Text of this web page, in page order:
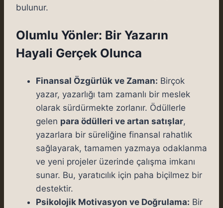
bulunur.
Olumlu Yönler: Bir Yazarın
Hayali Gerçek Olunca
Finansal Özgürlük ve Zaman: Birçok
yazar, yazarlığı tam zamanlı bir meslek
olarak sürdürmekte zorlanır. Ödüllerle
gelen para ödülleri ve artan satışlar,
yazarlara bir süreliğine finansal rahatlık
sağlayarak, tamamen yazmaya odaklanma
ve yeni projeler üzerinde çalışma imkanı
sunar. Bu, yaratıcılık için paha biçilmez bir
destektir.
Psikolojik Motivasyon ve Doğrulama: Bir